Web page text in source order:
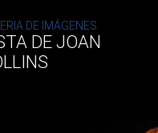
Joan Collins
DE IMÁGENES
DE JOAN